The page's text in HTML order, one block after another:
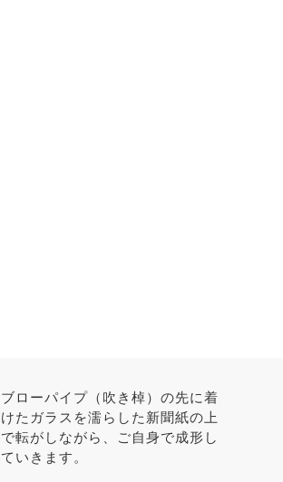
ブローパイプ（吹き棹）の先に着
けたガラスを濡らした新聞紙の上
で転がしながら、ご自身で成形し
ていきます。